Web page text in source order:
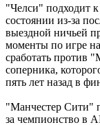
"Челси" подходит
состоянии из-за
выездной ничьей
моменты по игре
сработать против
соперника,
пять лет назад в
"Манчестер Сити"
за чемпионство в